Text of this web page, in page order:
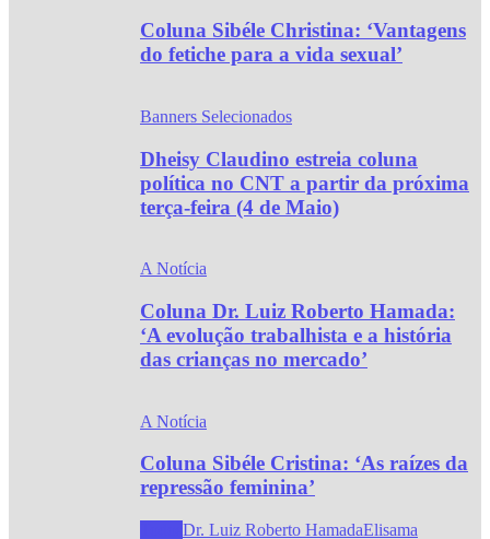
Coluna Sibéle Christina: ‘Vantagens
do fetiche para a vida sexual’
Banners Selecionados
Dheisy Claudino estreia coluna
política no CNT a partir da próxima
terça-feira (4 de Maio)
A Notícia
Coluna Dr. Luiz Roberto Hamada:
‘A evolução trabalhista e a história
das crianças no mercado’
A Notícia
Coluna Sibéle Cristina: ‘As raízes da
repressão feminina’
Dr. Luiz Roberto HamadaElisama